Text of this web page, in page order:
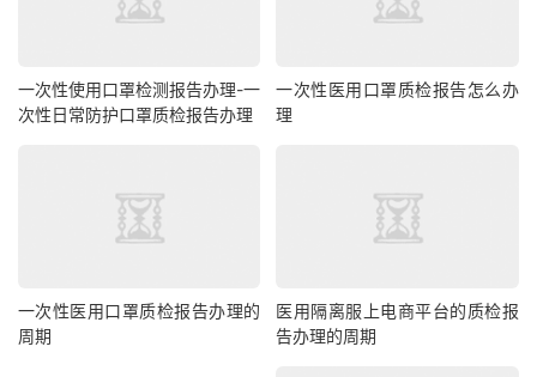
一次性使用口罩检测报告办理-一
次性日常防护口罩质检报告办理
一次性医用口罩质检报告怎么办
理
一次性医用口罩质检报告办理的
周期
医用隔离服上电商平台的质检报
告办理的周期